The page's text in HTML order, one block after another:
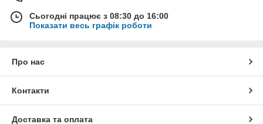
Сьогодні працює з 08:30 до 16:00
Показати весь графік роботи
Про нас
Контакти
Доставка та оплата